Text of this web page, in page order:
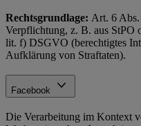
Rechtsgrundlage: Art. 6
Verpflichtung, z. B. aus StPO
lit. f) DSGVO (berechtigtes
Aufklärung von Straftaten).
Facebook
Die Verarbeitung im Kontext